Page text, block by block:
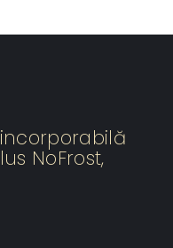
NoFrost,